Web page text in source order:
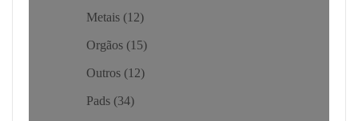
Metais 12
Orgãos 15
Outros 12
Pads 34